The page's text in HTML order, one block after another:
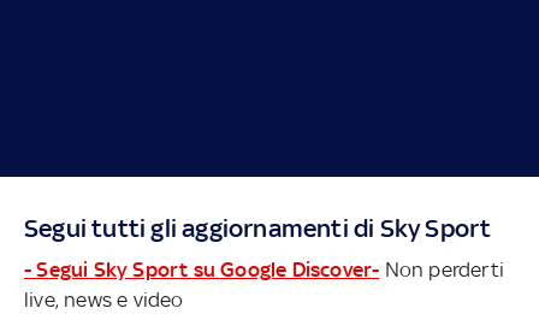
Segui tutti gli aggiornamenti di Sky Sport
- Segui Sky Sport su Google Discover- Non perderti
live, news e video